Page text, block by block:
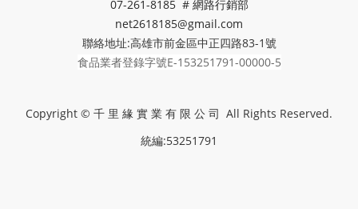
07-261-8185 # 網路行銷部
net2618185@gmail.com
聯絡地址:高雄市前金區中正四路83-1號
食品業者登錄字號E-153251791-00000-5
Copyright © 千 里 緣 實 業 有 限 公 司 All Rights Reserved.
統編:53251791